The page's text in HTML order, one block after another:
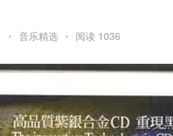
• 音乐精选 • 阅读 1036